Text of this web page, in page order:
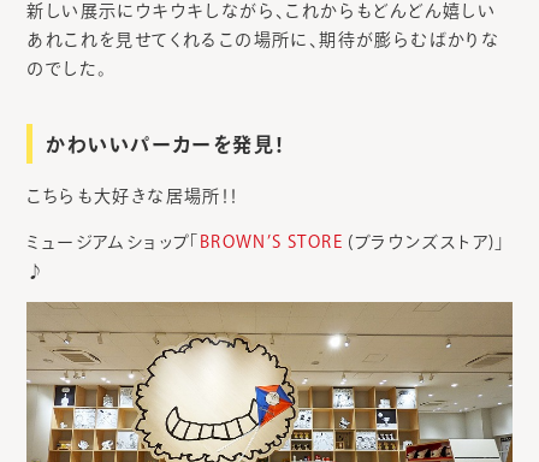
新しい展示にウキウキしながら、これからもどんどん嬉しい
あれこれを見せてくれるこの場所に、期待が膨らむばかりな
のでした。
かわいいパーカーを発見！
こちらも大好きな居場所！！
ミュージアムショップ「 BROWN’S STORE (ブラウンズストア)」
♪